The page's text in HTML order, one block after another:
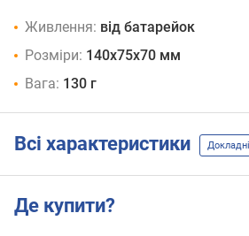
Живлення: від батарейок
Розміри: 140х75х70 мм
Вага: 130 г
Всі характеристики
Де купити?